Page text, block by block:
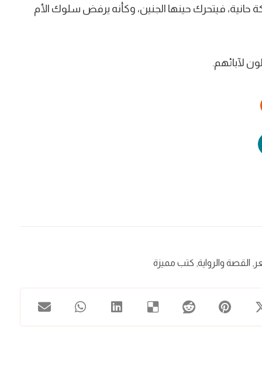
حانية، فيتحرك حينها الجنين، وكأنه يرفض سلوك الأم
لآبائهم.
القصة والرواية كتب مميزة